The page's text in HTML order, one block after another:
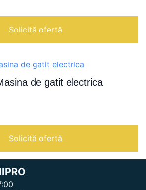
Solicită ofertă
de gatit electrica
Solicită ofertă